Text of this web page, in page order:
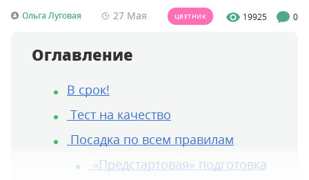
Ольга Луговая 27 Мая ЦВЕТНИК 19925 0
Оглавление
В срок!
Тест на качество
Посадка по всем правилам
«Предстартовая» подготовка